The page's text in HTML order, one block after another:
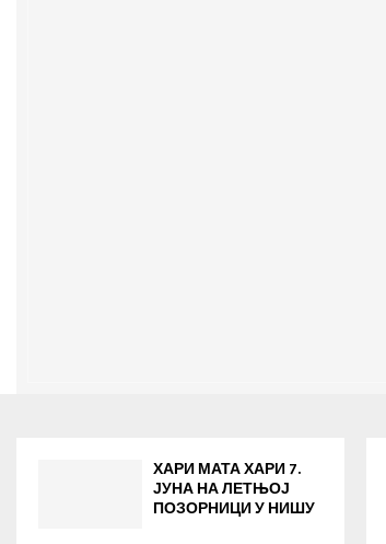
ХАРИ МАТА ХАРИ 7.
ЈУНА НА ЛЕТЊОЈ
ПОЗОРНИЦИ У НИШУ